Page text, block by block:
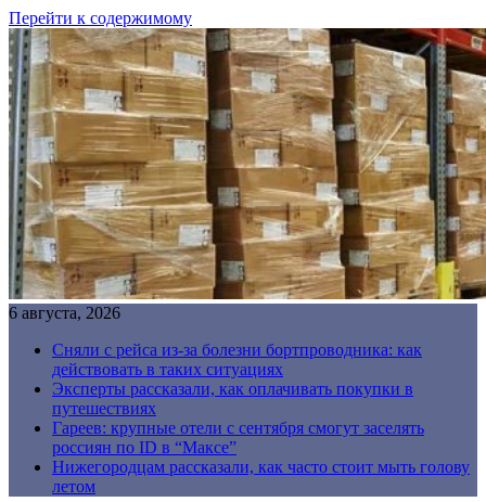
Перейти к содержимому
6 августа, 2026
Сняли с рейса из-за болезни бортпроводника: как
действовать в таких ситуациях
Эксперты рассказали, как оплачивать покупки в
путешествиях
Гареев: крупные отели с сентября смогут заселять
россиян по ID в “Максе”
Нижегородцам рассказали, как часто стоит мыть голову
летом